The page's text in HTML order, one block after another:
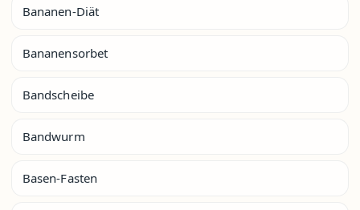
Bananen-Diät
Bananensorbet
Bandscheibe
Bandwurm
Basen-Fasten